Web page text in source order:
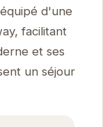
d'une
facilitant
et ses
un séjour